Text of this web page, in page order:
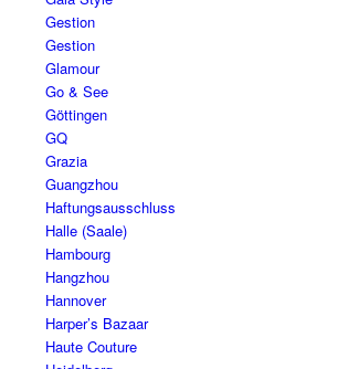
Gestion
Gestion
Glamour
Go & See
Göttingen
GQ
Grazia
Guangzhou
Haftungsausschluss
Halle (Saale)
Hambourg
Hangzhou
Hannover
Harper’s Bazaar
Haute Couture